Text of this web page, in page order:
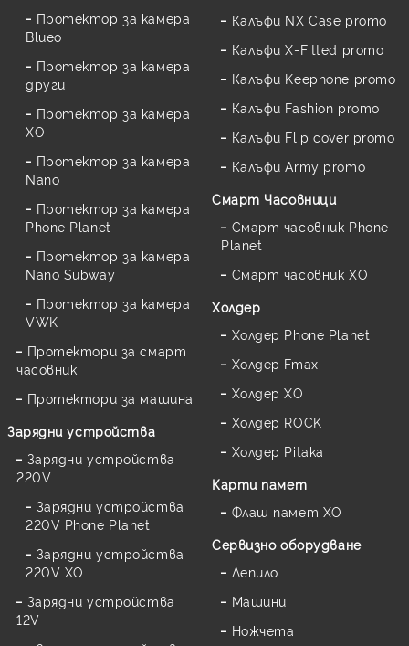
Протектор за камера
Blueo
Протектор за камера
други
Протектор за камера
XO
Протектор за камера
Nano
Протектор за камера
Phone Planet
Протектор за камера
Nano Subway
Протектор за камера
VWK
Протектори за смарт
часовник
Протектори за машина
Зарядни устройства
Зарядни устройства
220V
Зарядни устройства
220V Phone Planet
Зарядни устройства
220V XO
Зарядни устройства
12V
Калъфи NX Case promo
Калъфи X-Fitted promo
Калъфи Keephone promo
Калъфи Fashion promo
Калъфи Flip cover promo
Калъфи Army promo
Смарт Часовници
Смарт часовник Phone
Planet
Смарт часовник XO
Холдер
Холдер Phone Planet
Холдер Fmax
Холдер XO
Холдер ROCK
Холдер Pitaka
Карти памет
Флаш памет XO
Сервизно оборудване
Лепило
Машини
Ножчета